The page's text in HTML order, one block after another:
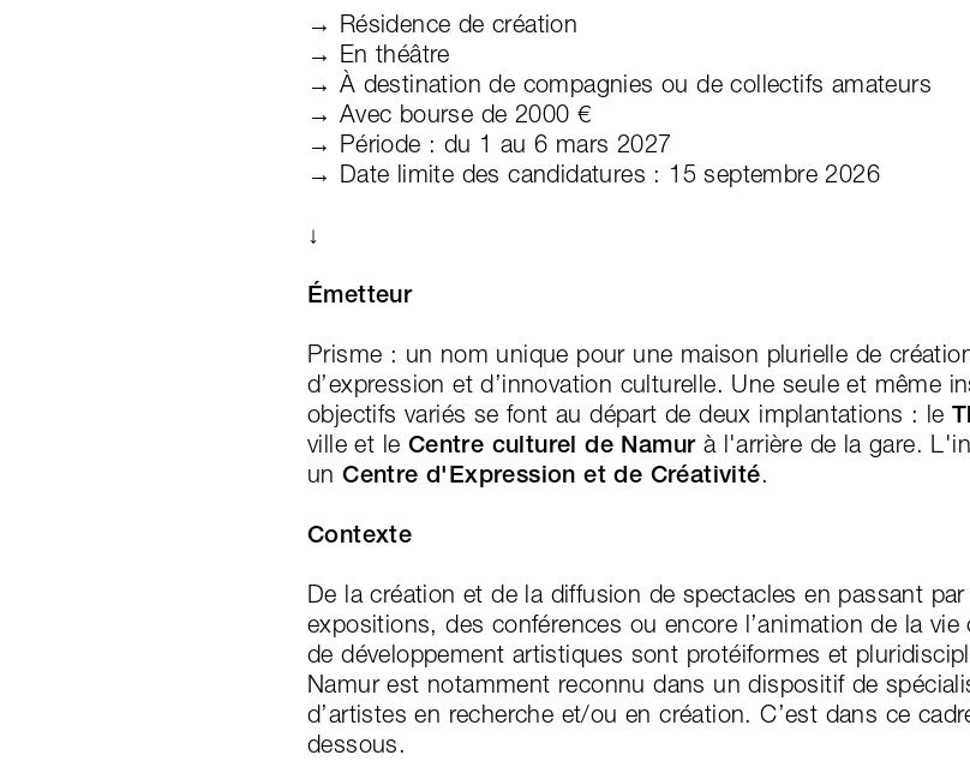
→ Résidence de création
→ En théâtre
→ À destination de compagnies ou de collectifs amateurs
→ Avec bourse de 2000 €
→ Période : du 1 au 6 mars 2027
→ Date limite des candidatures : 15 septembre 2026
↓
Émetteur
Prisme : un nom unique pour une maison plurielle de
d’expression et d’innovation culturelle. Une seule et même
objectifs variés se font au départ de deux implantations : le
ville et le Centre culturel de Namurà l'arrière de la gare.
unCentre d'Expression et de Créativité.
Contexte
De la création et de la diffusion de spectacles en passant
expositions, des conférences ou encore l’animation de la
de développement artistiques sont protéiformes et
Namur est notamment reconnu dans un dispositif de
d’artistes en recherche et/ou en création. C’est dans ce
dessous.